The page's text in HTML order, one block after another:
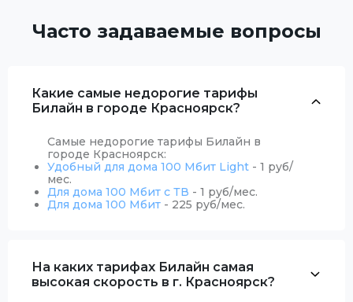
Часто задаваемые вопросы
Какие самые недорогие тарифы
Билайн в городе Красноярск?
Самые недорогие тарифы Билайн в
городе Красноярск:
Удобный для дома 100 Мбит Light - 1 руб/
мес.
Для дома 100 Мбит с ТВ - 1 руб/мес.
Для дома 100 Мбит - 225 руб/мес.
На каких тарифах Билайн самая
высокая скорость в г. Красноярск?